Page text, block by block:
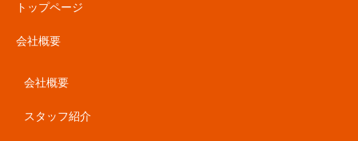
トップページ
会社概要
会社概要
スタッフ紹介